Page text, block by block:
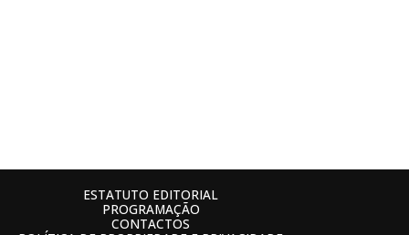
ESTATUTO EDITORIAL
PROGRAMAÇÃO
CONTACTOS